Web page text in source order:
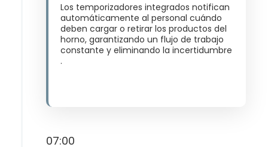
Los temporizadores integrados notifican
automáticamente al personal cuándo
deben cargar o retirar los productos del
horno, garantizando un flujo de trabajo
constante y eliminando la incertidumbre​
.
07:00